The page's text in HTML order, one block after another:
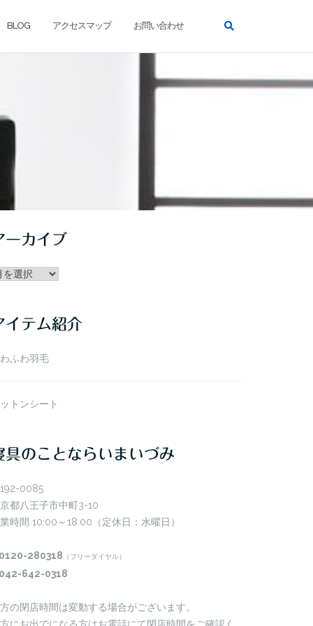
BLOG アクセスマップ お問い合わせ
ーカイブ
イテム紹介
ふわ羽毛
トンシート
具のことならいまいづみ
0085
都八王子市中町3-10
時間 10:00～18:00（定休日：水曜日）
280318 （フリーダイヤル）
642-0318
の閉店時間は変動する場合がございます。